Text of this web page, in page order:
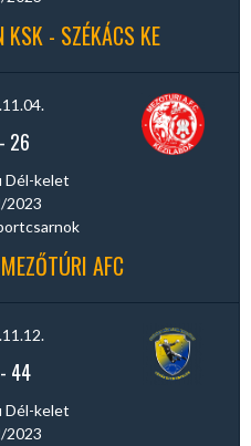
KSK - SZÉKÁCS KE
- 26
Dél-kelet
2023
AFC
- 44
Dél-kelet
2023